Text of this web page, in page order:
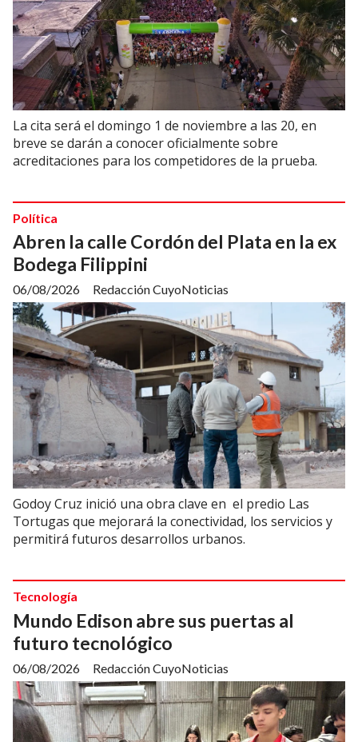
La cita será el domingo 1 de noviembre a las 20, en
breve se darán a conocer oficialmente sobre
acreditaciones para los competidores de la prueba.
Abren la calle Cordón del Plata en la ex
Bodega Filippini
Redacción CuyoNoticias
Política
06/08/2026
Godoy Cruz inició una obra clave en el predio Las
Tortugas que mejorará la conectividad, los servicios y
permitirá futuros desarrollos urbanos.
Mundo Edison abre sus puertas al
futuro tecnológico
Redacción CuyoNoticias
Tecnología
06/08/2026